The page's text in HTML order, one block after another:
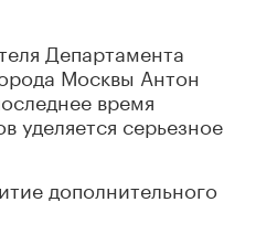
Департамента
Москвы Антон
время
уделяется серьезное
дополнительного